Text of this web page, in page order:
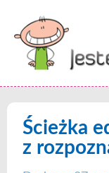
Ścieżka
z